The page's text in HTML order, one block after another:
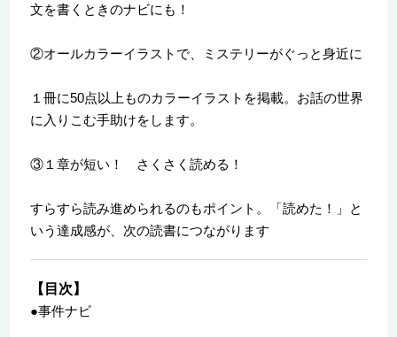
文を書くときのナビにも！
②オールカラーイラストで、ミステリーがぐっと身近に
１冊に50点以上ものカラーイラストを掲載。お話の世界
に入りこむ手助けをします。
③１章が短い！ さくさく読める！
すらすら読み進められるのもポイント。「読めた！」と
いう達成感が、次の読書につながります
【目次】
●事件ナビ